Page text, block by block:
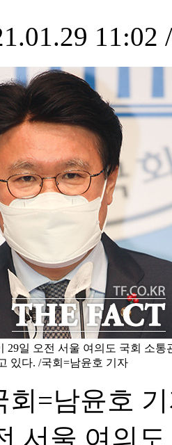
11:02
29일 오전 서울 여의도 국회 소통
있다. /국회=남윤호 기자
회=남윤호
서울 여의